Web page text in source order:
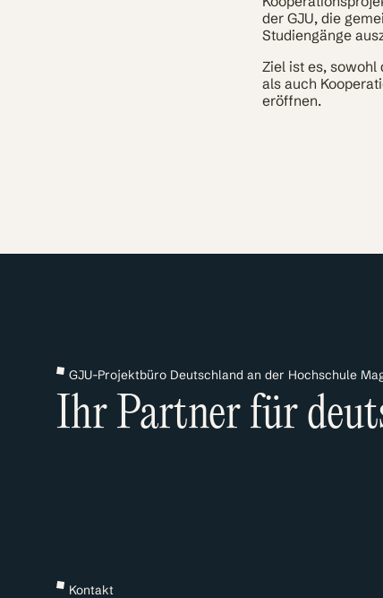
der GJU, die
Studiengänge
Ziel ist es, sowohl
als auch
eröffnen.
GJU-Projektbüro Deutschland an der Hochschule
Ihr Partner für
Kontakt